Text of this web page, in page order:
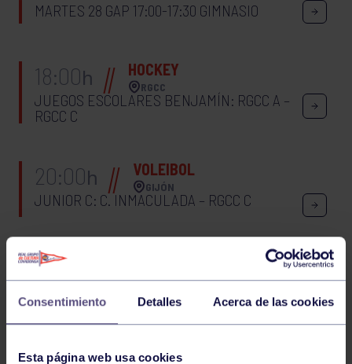
Consentimiento Detalles Acerca de las cookies
Esta página web usa cookies
MARTES 28 GAP 17:00-17:30 GIMNASIO
18:00h HOCKEY
RGCC
JUEGOS ESCOLARES BENJAMÍN: RGCC A –
RGCC C
20:00h VOLEIBOL
GIJÓN
JUNIOR C: C. INMACULADA – RGCC C
27 LUNES